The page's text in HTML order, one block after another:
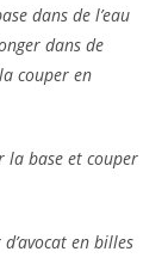
dans de l’eau
dans de
couper en
la base et couper
en billes